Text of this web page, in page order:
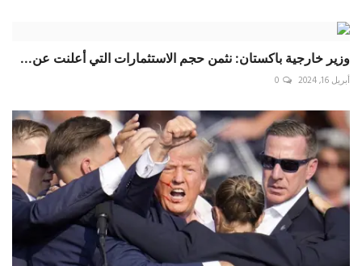
وزير خارجية باكستان: نثمن حجم الاستثمارات التي أعلنت عن...
أبريل 16, 2024 0